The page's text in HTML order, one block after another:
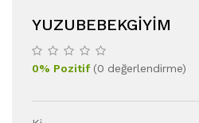
YUZUBEBEKGIYIM
0% Pozitif(0 değerlendirme)